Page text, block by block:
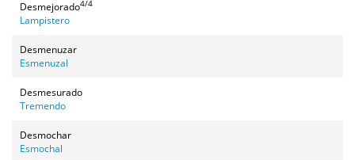
Desmejorado4/4
Lampistero
Desmenuzar
Esmenuzal
Desmesurado
Tremendo
Desmochar
Esmochal